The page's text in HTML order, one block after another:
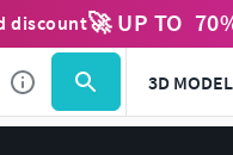
discount🚀 UP TO 70
3D